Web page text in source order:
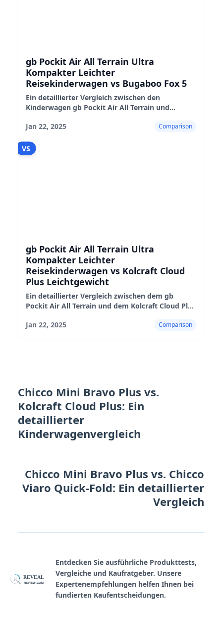
gb Pockit Air All Terrain Ultra
Kompakter Leichter
Reisekinderwagen vs Bugaboo Fox 5
Ein detaillierter Vergleich zwischen den
Kinderwagen gb Pockit Air All Terrain und
Nachteile hervorhebt.
Jan 22, 2025 Comparison
VS
gb Pockit Air All Terrain Ultra
Kompakter Leichter
Reisekinderwagen vs Kolcraft Cloud
Plus Leichtgewicht
Ein detaillierter Vergleich zwischen dem gb
Pockit Air All Terrain und dem Kolcraft Cloud Plus
Nachteile sowie ihre Eignung hervorhebt.
Jan 22, 2025 Comparison
Chicco Mini Bravo Plus vs.
Kolcraft Cloud Plus: Ein
detaillierter
Kinderwagenvergleich
Chicco Mini Bravo Plus vs. Chicco
Viaro Quick-Fold: Ein detaillierter
Vergleich
R REVEAL
REVIEW.COM
Entdecken Sie ausführliche Produkttests,
Vergleiche und Kaufratgeber. Unsere
Expertenempfehlungen helfen Ihnen bei
fundierten Kaufentscheidungen.